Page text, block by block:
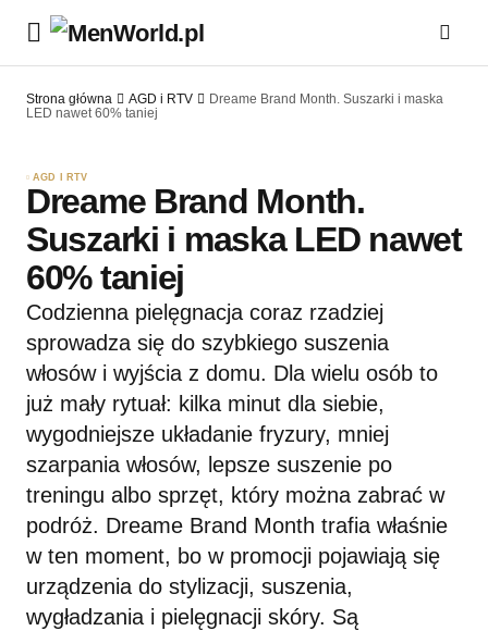
Strona główna AGD i RTV
Dreame Brand Month. Suszarki i maska
LED nawet 60% taniej
AGD I RTV
Dreame Brand Month.
Suszarki i maska LED nawet
60% taniej
Codzienna pielęgnacja coraz rzadziej
sprowadza się do szybkiego suszenia
włosów i wyjścia z domu. Dla wielu osób to
już mały rytuał: kilka minut dla siebie,
wygodniejsze układanie fryzury, mniej
szarpania włosów, lepsze suszenie po
treningu albo sprzęt, który można zabrać w
podróż. Dreame Brand Month trafia właśnie
w ten moment, bo w promocji pojawiają się
urządzenia do stylizacji, suszenia,
wygładzania i pielęgnacji skóry. Są